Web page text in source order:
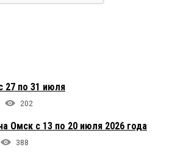
27 по 31 июля
202
Омск с 13 по 20 июля 2026 года
388